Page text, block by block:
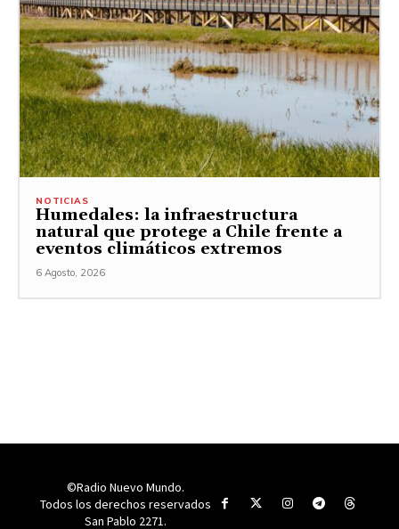
NOTICIAS
Humedales: la infraestructura
natural que protege a Chile frente a
eventos climáticos extremos
6 Agosto, 2026
©Radio Nuevo Mundo.
Todos los derechos reservados
San Pablo 2271.